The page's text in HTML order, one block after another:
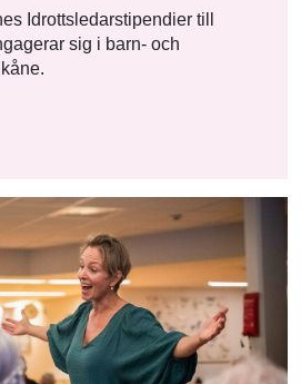
Idrottsledarstipendier till
sig i barn- och